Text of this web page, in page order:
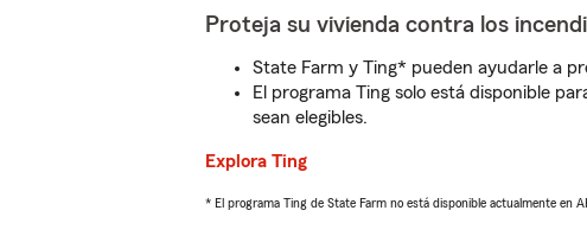
Proteja su vivienda contra los
State Farm y Ting* pueden ayudarle a
El programa Ting solo está disponible
sean elegibles.
Explora Ting
* El programa Ting de State Farm no está disponible actualmente en